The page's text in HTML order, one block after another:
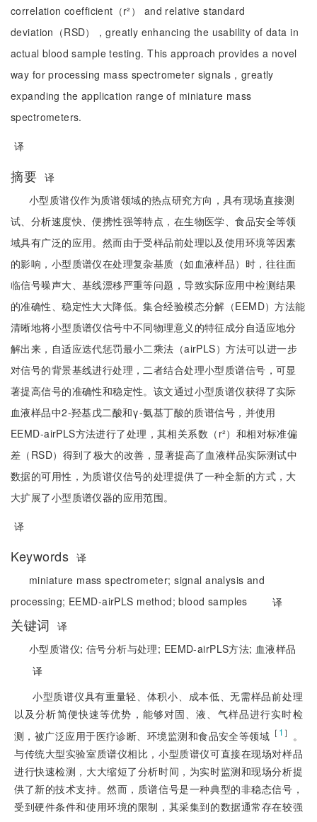
correlation coefficient（r²） and relative standard
deviation（RSD），greatly enhancing the usability of data in
actual blood sample testing. This approach provides a novel
way for processing mass spectrometer signals，greatly
expanding the application range of miniature mass
spectrometers.
译
摘要 译
小型质谱仪作为质谱领域的热点研究方向，具有现场直接测
试、分析速度快、便携性强等特点，在生物医学、食品安全等领
域具有广泛的应用。然而由于受样品前处理以及使用环境等因素
的影响，小型质谱仪在处理复杂基质（如血液样品）时，往往面
临信号噪声大、基线漂移严重等问题，导致实际应用中检测结果
的准确性、稳定性大大降低。集合经验模态分解（EEMD）方法能
清晰地将小型质谱仪信号中不同物理意义的特征成分自适应地分
解出来，自适应迭代惩罚最小二乘法（airPLS）方法可以进一步
对信号的背景基线进行处理，二者结合处理小型质谱信号，可显
著提高信号的准确性和稳定性。该文通过小型质谱仪获得了实际
血液样品中2-羟基戊二酸和γ-氨基丁酸的质谱信号，并使用
EEMD-airPLS方法进行了处理，其相关系数（r²）和相对标准偏
差（RSD）得到了极大的改善，显著提高了血液样品实际测试中
数据的可用性，为质谱仪信号的处理提供了一种全新的方式，大
大扩展了小型质谱仪器的应用范围。
译
Keywords 译
miniature mass spectrometer;signal analysis and
processing; EEMD-airPLS method;blood samples 译
关键词
译
小型质谱仪; 信号分析与处理; EEMD-airPLS方法; 血液样品
译
小型质谱仪具有重量轻、体积小、成本低、无需样品前处理
以及分析简便快速等优势，能够对固、液、气样品进行实时检
测，被广泛应用于医疗诊断、环境监测和食品安全等领域 ［ 1 ］
。
与传统大型实验室质谱仪相比，小型质谱仪可直接在现场对样品
进行快速检测，大大缩短了分析时间，为实时监测和现场分析提
供了新的技术支持。然而，质谱信号是一种典型的非稳态信号，
受到硬件条件和使用环境的限制，其采集到的数据通常存在较强